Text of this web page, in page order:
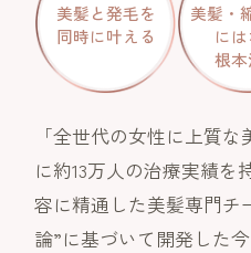
美髪と発毛を
同時に叶える
美髪・
に
根
「全世代の女性に上質
に約13万人の治療実績を
容に精通した美髪専門チ
論”に基づいて開発した